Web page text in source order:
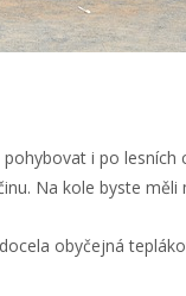
i po
Na kole byste
obyčejná